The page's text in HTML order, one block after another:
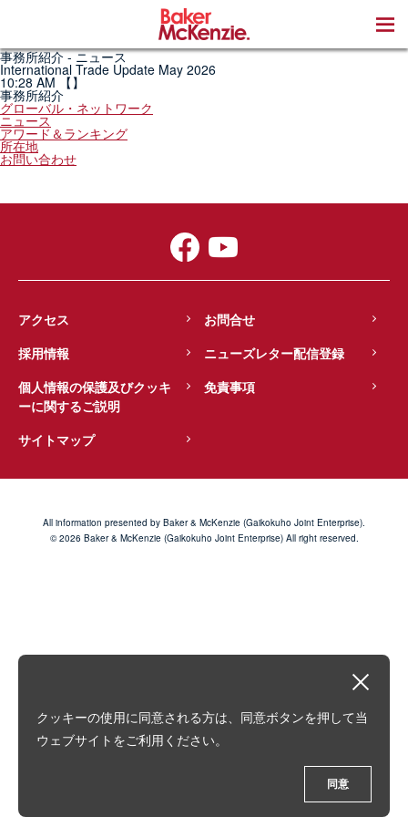
事務所紹介 - ニュース
International Trade Update May 2026
10:28 AM 【】
事務所紹介
グローバル・ネットワーク
ニュース
アワード＆ランキング
所在地
お問い合わせ
アクセス
お問合せ
採用情報
ニューズレター配信登録
個人情報の保護及びクッキ
ーに関するご説明
免責事項
サイトマップ
All information presented by Baker & McKenzie (Gaikokuho Joint Enterprise).
© 2026 Baker & McKenzie (Gaikokuho Joint Enterprise) All right reserved.
クッキーの使用に同意される方は、同意ボタンを押して当
ウェブサイトをご利用ください。
同意